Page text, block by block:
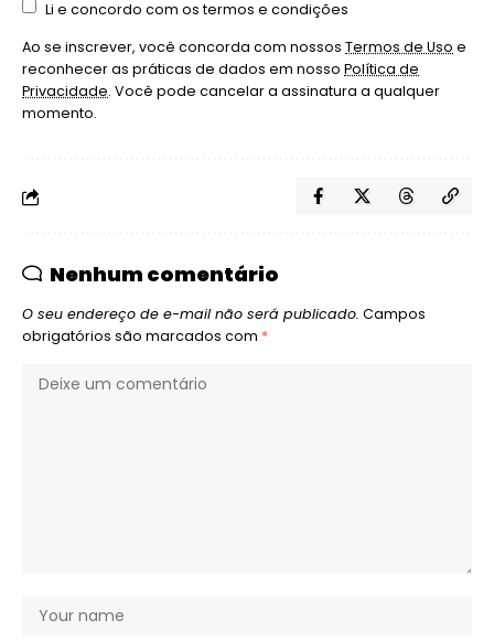
Li e concordo com os termos e condições
Ao se inscrever, você concorda com nossos Termos de Uso e
reconhecer as práticas de dados em nosso Política de
Privacidade. Você pode cancelar a assinatura a qualquer
momento.
Nenhum comentário
O seu endereço de e-mail não será publicado. Campos
obrigatórios são marcados com *